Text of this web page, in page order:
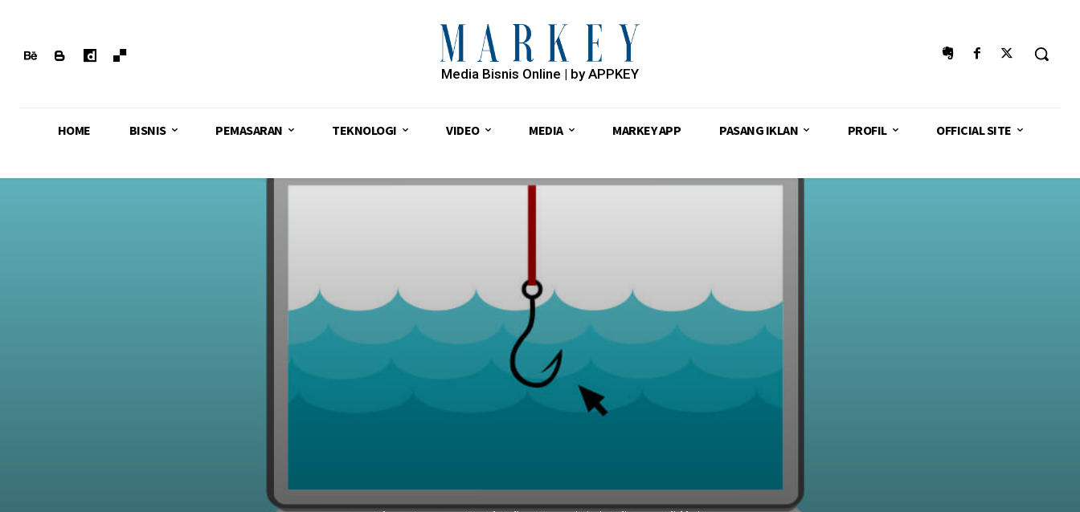
Media Bisnis Online | by APPKEY
HOME BISNIS PEMASARAN TEKNOLOGI VIDEO MEDIA MARKEY APP PASANG IKLAN PROFIL OFFICIAL SITE